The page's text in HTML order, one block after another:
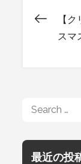
投
ナ
ビ
【
スマ
Search
最近の投